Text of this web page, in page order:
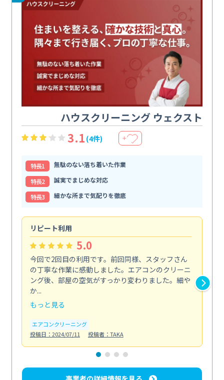
ハウスクリーニング ウェクスト
3.1 (4件) ＋
特⻑1
無駄のない落ち着いた作業
特⻑2
誠実でまじめな対応
特⻑3
細かな所まで気配りを徹底
リピート利用
5.0
今回で2回目の利用です。前回同様、スタッフさん
の丁寧な作業に感動しました。エアコンのクリーニ
ング後、部屋の空気がすっかり変わりました。細や
か...
もっと見る
エアコンクリーニング
投稿日：2024/07/11
投稿者：TAKA